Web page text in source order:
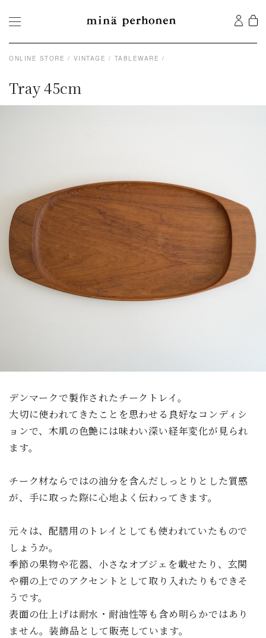
ONLINE STORE VINTAGE TABLEWARE
Tray 45cm
デンマークで製作されたチークトレイ。
大切に使われてきたことを思わせる良好なコンディシ
ョンで、木肌の色艶には味わい深い経年変化が見られ
ます。
チーク材ならではの油分を含んだしっとりとした質感
が、手に取った際に心地よく伝わってきます。
元々は、配膳用のトレイとしても使われていたもので
しょうか。
季節の果物や花器、小さなオブジェを載せたり、玄関
や棚の上でのアクセントとして取り入れたりもできそ
うです。
表面の仕上げは耐水・耐油性等も含め明らかではあり
ません。装飾品として販売しています。